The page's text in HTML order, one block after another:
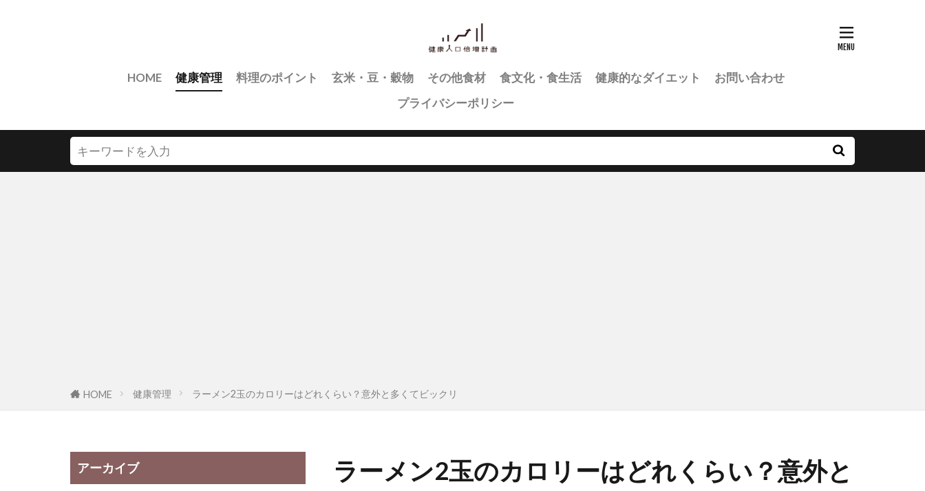
HOME 健康管理 料理のポイント 玄米・豆・穀物 その他食材 食文化・食生活 健康的なダイエット
お問い合わせ
プライバシーポリシー
HOME 健康管理 ラーメン2玉のカロリーはどれくらい？意外と多くてビックリ
ラーメン2玉のカロリーはどれくらい？意外と
アーカイブ